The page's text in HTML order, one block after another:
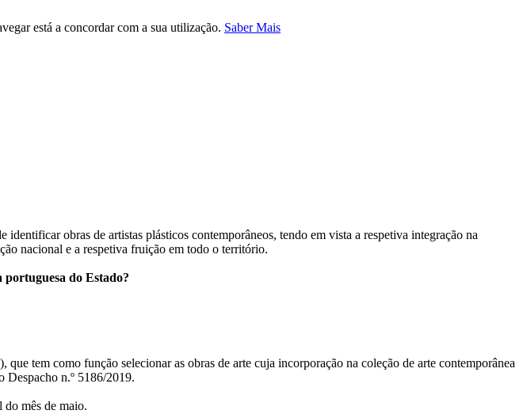
está a concordar com a sua utilização. Saber Mais
obras de artistas plásticos contemporâneos, tendo em vista a respetiva integração na
nacional e a respetiva fruição em todo o território.
do Estado?
tem como função selecionar as obras de arte cuja incorporação na coleção de arte contemporânea
Despacho n.º 5186/2019.
do mês de maio.